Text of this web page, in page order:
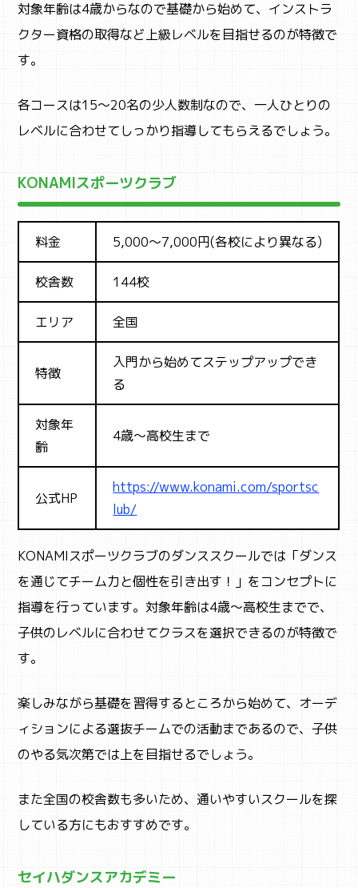
対象年齢は4歳からなので基礎から始めて、インストラ
クター資格の取得など上級レベルを目指せるのが特徴で
す。
各コースは15～20名の少人数制なので、一人ひとりの
レベルに合わせてしっかり指導してもらえるでしょう。
KONAMIスポーツクラブ
料金 5,000～7,000円(各校により異なる)
校舎数 144校
エリア 全国
特徴
入門から始めてステップアップでき
る
対象年
齢
4歳～高校生まで
公式HP
https://www.konami.com/sportsc
lub/
KONAMIスポーツクラブのダンススクールでは「ダンス
を通じてチーム力と個性を引き出す！」をコンセプトに
指導を行っています。対象年齢は4歳～高校生までで、
子供のレベルに合わせてクラスを選択できるのが特徴で
す。
楽しみながら基礎を習得するところから始めて、オーデ
ィションによる選抜チームでの活動まであるので、子供
のやる気次第では上を目指せるでしょう。
また全国の校舎数も多いため、通いやすいスクールを探
している方にもおすすめです。
セイハダンスアカデミー